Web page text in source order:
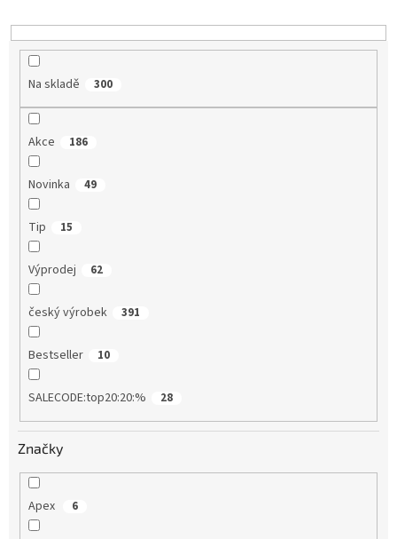
u
Na skladě 300
Akce 186
Novinka 49
Tip 15
Výprodej 62
český výrobek 391
Bestseller 10
SALECODE:top20:20:% 28
Značky
Apex 6